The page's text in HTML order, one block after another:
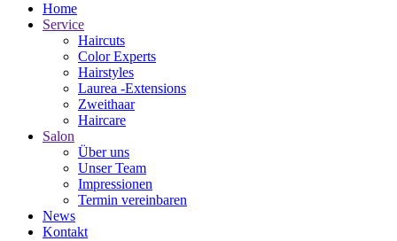
Home
Service
Haircuts
Color Experts
Hairstyles
Laurea -Extensions
Zweithaar
Haircare
Salon
Über uns
Unser Team
Impressionen
Termin vereinbaren
News
Kontakt